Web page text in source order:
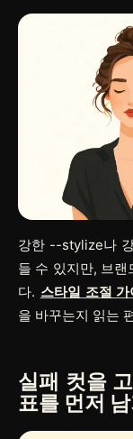
강한 --stylize나
들 수 있지만, 브
다. 스타일 조절 가
을 바꾸는지 읽는
실패 컷을
표를 먼저